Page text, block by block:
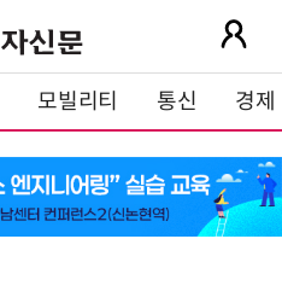
모빌리티 통신 경제